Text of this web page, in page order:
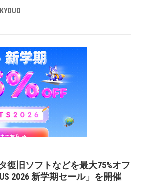
復旧ソフトなどを最大75%オフ
2026 新学期セール」を開催